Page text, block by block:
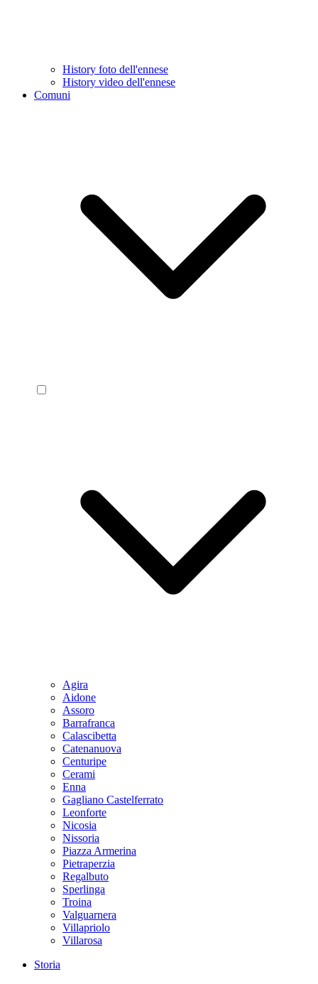
History foto dell'ennese
History video dell'ennese
Comuni
Agira
Aidone
Assoro
Barrafranca
Calascibetta
Catenanuova
Centuripe
Cerami
Enna
Gagliano Castelferrato
Leonforte
Nicosia
Nissoria
Piazza Armerina
Pietraperzia
Regalbuto
Sperlinga
Troina
Valguarnera
Villapriolo
Villarosa
Storia